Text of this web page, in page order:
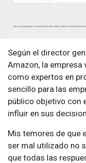
Según el director
Amazon, la empresa
como expertos en
sencillo para las
público objetivo con
influir en sus
Mis temores de que
ser mal utilizado no
que todas las